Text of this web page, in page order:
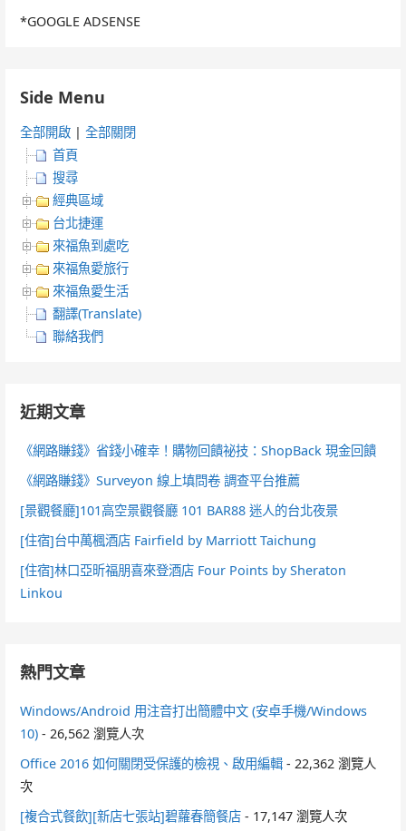
*GOOGLE ADSENSE
Side Menu
全部開啟 |全部關閉
首頁
搜尋
經典區域
台北捷運
來福魚到處吃
來福魚愛旅行
來福魚愛生活
翻譯(Translate)
聯絡我們
近期文章
《網路賺錢》省錢小確幸！購物回饋祕技：ShopBack 現金回饋
《網路賺錢》Surveyon 線上填問卷 調查平台推薦
[景觀餐廳]101高空景觀餐廳 101 BAR88 迷人的台北夜景
[住宿]台中萬楓酒店 Fairfield by Marriott Taichung
[住宿]林口亞昕福朋喜來登酒店 Four Points by Sheraton
Linkou
熱門文章
Windows/Android 用注音打出簡體中文 (安卓手機/Windows
10) - 26,562 瀏覽人次
Office 2016 如何關閉受保護的檢視、啟用編輯 - 22,362 瀏覽人
次
[複合式餐飲][新店七張站]碧蘿春簡餐店 - 17,147 瀏覽人次